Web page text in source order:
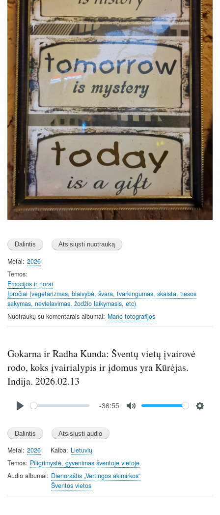
Metai 2026
Temos
Emocijos ir norai
Įpročiai (vegetarizmas, blaivybė, švara, tvarkingumas, skaista, tiesos
sakymas, nevielavimas, žodžio laikymasis, etc)
Nuotraukų su komentarais albumai
Mano fotografijos
Gokarna ir Radha Kunda: Šventų vietų įvairovė
rodo, koks įvairialypis ir įdomus yra Kūrėjas.
Indija. 2026.02.13
l
a
y
-36:55
s
Metai 2026 Kalba Lietuvių
Temos Piligrimystė, gyvenimas šventoje vietoje
Audio albumai
Dienoraštis „Vertingos akimirkos“
Šventos vietos